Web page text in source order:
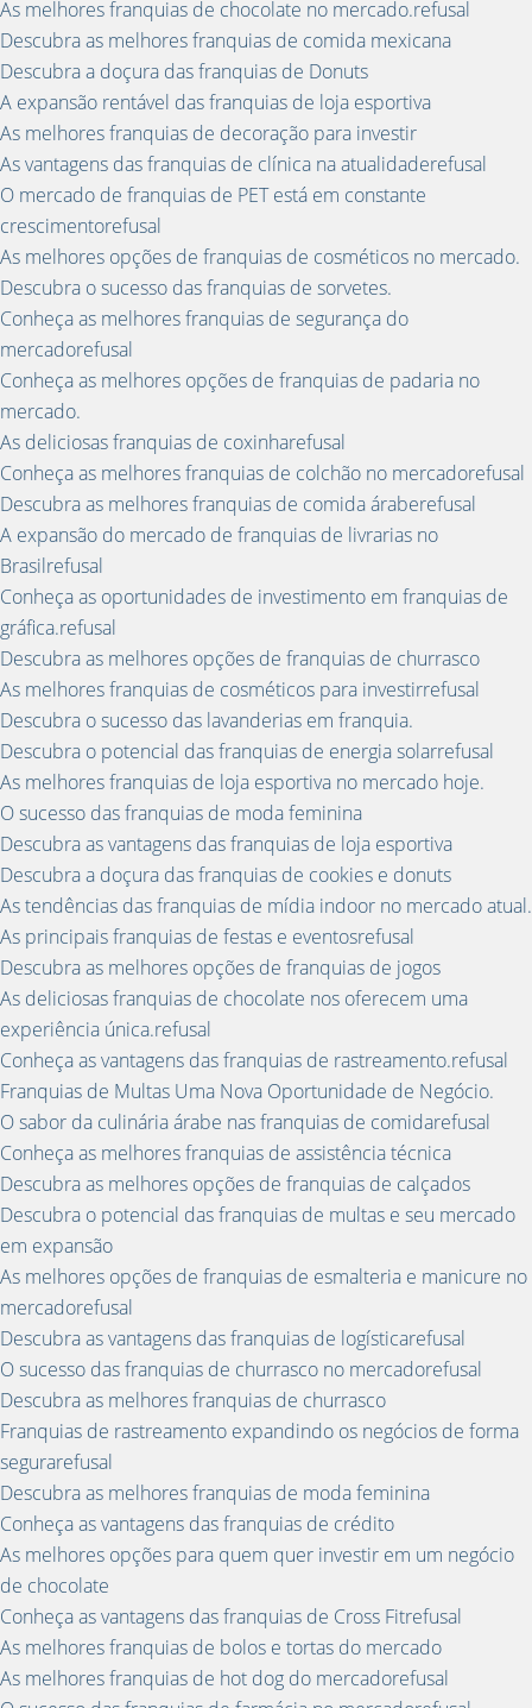
As melhores franquias de chocolate no mercado.refusal
Descubra as melhores franquias de comida mexicana
Descubra a doçura das franquias de Donuts
A expansão rentável das franquias de loja esportiva
As melhores franquias de decoração para investir
As vantagens das franquias de clínica na atualidaderefusal
O mercado de franquias de PET está em constante
crescimentorefusal
As melhores opções de franquias de cosméticos no mercado.
Descubra o sucesso das franquias de sorvetes.
Conheça as melhores franquias de segurança do
mercadorefusal
Conheça as melhores opções de franquias de padaria no
mercado.
As deliciosas franquias de coxinharefusal
Conheça as melhores franquias de colchão no mercadorefusal
Descubra as melhores franquias de comida áraberefusal
A expansão do mercado de franquias de livrarias no
Brasilrefusal
Conheça as oportunidades de investimento em franquias de
gráfica.refusal
Descubra as melhores opções de franquias de churrasco
As melhores franquias de cosméticos para investirrefusal
Descubra o sucesso das lavanderias em franquia.
Descubra o potencial das franquias de energia solarrefusal
As melhores franquias de loja esportiva no mercado hoje.
O sucesso das franquias de moda feminina
Descubra as vantagens das franquias de loja esportiva
Descubra a doçura das franquias de cookies e donuts
As tendências das franquias de mídia indoor no mercado atual.
As principais franquias de festas e eventosrefusal
Descubra as melhores opções de franquias de jogos
As deliciosas franquias de chocolate nos oferecem uma
experiência única.refusal
Conheça as vantagens das franquias de rastreamento.refusal
Franquias de Multas Uma Nova Oportunidade de Negócio.
O sabor da culinária árabe nas franquias de comidarefusal
Conheça as melhores franquias de assistência técnica
Descubra as melhores opções de franquias de calçados
Descubra o potencial das franquias de multas e seu mercado
em expansão
As melhores opções de franquias de esmalteria e manicure no
mercadorefusal
Descubra as vantagens das franquias de logísticarefusal
O sucesso das franquias de churrasco no mercadorefusal
Descubra as melhores franquias de churrasco
Franquias de rastreamento expandindo os negócios de forma
segurarefusal
Descubra as melhores franquias de moda feminina
Conheça as vantagens das franquias de crédito
As melhores opções para quem quer investir em um negócio
de chocolate
Conheça as vantagens das franquias de Cross Fitrefusal
As melhores franquias de bolos e tortas do mercado
As melhores franquias de hot dog do mercadorefusal